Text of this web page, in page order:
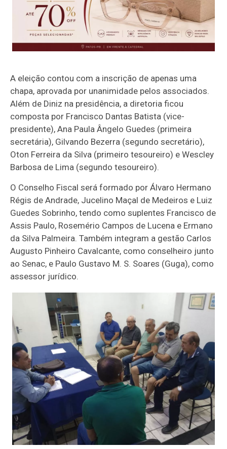
A eleição contou com a inscrição de apenas uma
chapa, aprovada por unanimidade pelos associados.
Além de Diniz na presidência, a diretoria ficou
composta por Francisco Dantas Batista (vice-
presidente), Ana Paula Ângelo Guedes (primeira
secretária), Gilvando Bezerra (segundo secretário),
Oton Ferreira da Silva (primeiro tesoureiro) e Wescley
Barbosa de Lima (segundo tesoureiro).
O Conselho Fiscal será formado por Álvaro Hermano
Régis de Andrade, Jucelino Maçal de Medeiros e Luiz
Guedes Sobrinho, tendo como suplentes Francisco de
Assis Paulo, Rosemério Campos de Lucena e Ermano
da Silva Palmeira. Também integram a gestão Carlos
Augusto Pinheiro Cavalcante, como conselheiro junto
ao Senac, e Paulo Gustavo M. S. Soares (Guga), como
assessor jurídico.